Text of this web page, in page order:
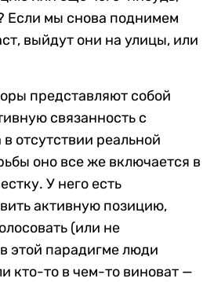
Если мы снова поднимем
выйдут они на улицы, или
представляют собой
связанность с
отсутствии реальной
оно все же включается в
У него есть
активную позицию,
(или не
этой парадигме люди
кто-то в чем-то виноват —